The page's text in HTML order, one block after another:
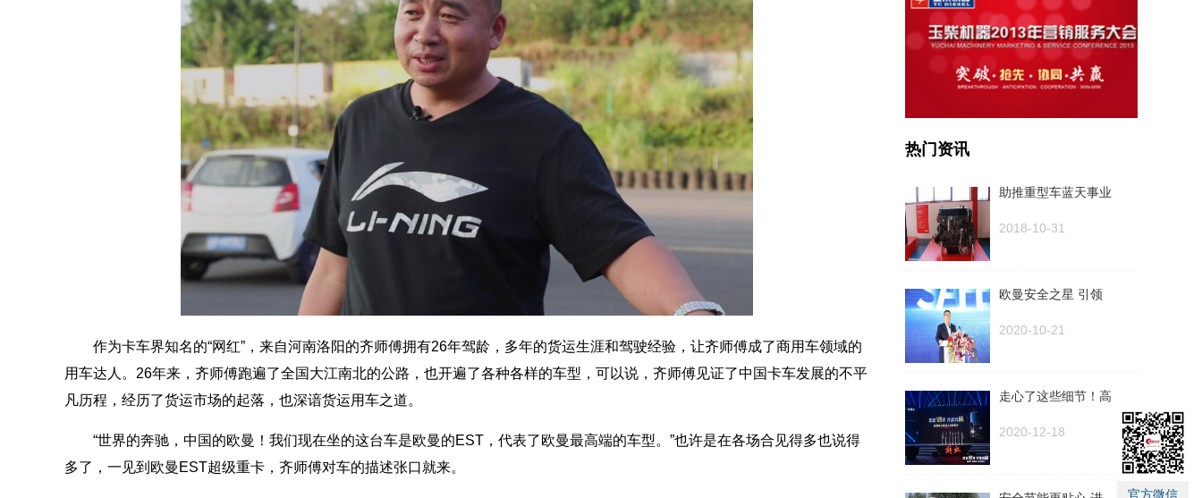
作为卡车界知名的“网红”，来自河南洛阳的齐师傅拥有26年驾龄，多年的货运生涯和驾驶经验，让齐师傅成了商用车领域的
用车达人。26年来，齐师傅跑遍了全国大江南北的公路，也开遍了各种各样的车型，可以说，齐师傅见证了中国卡车发展的不平
凡历程，经历了货运市场的起落，也深谙货运用车之道。
“世界的奔驰，中国的欧曼！我们现在坐的这台车是欧曼的EST，代表了欧曼最高端的车型。”也许是在各场合见得多也说得
多了，一见到欧曼EST超级重卡，齐师傅对车的描述张口就来。
热门资讯
助推重型车蓝天事业
2018-10-31
欧曼安全之星 引领
2020-10-21
走心了这些细节！高
2020-12-18
官方微信